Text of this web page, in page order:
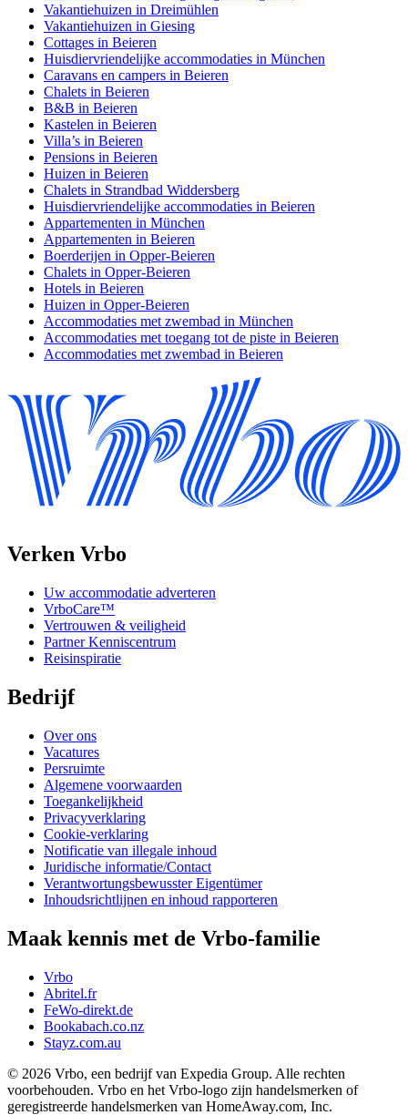
Vakantiehuizen in Dreimühlen
Vakantiehuizen in Giesing
Cottages in Beieren
Huisdiervriendelijke accommodaties in München
Caravans en campers in Beieren
Chalets in Beieren
B&B in Beieren
Kastelen in Beieren
Villa’s in Beieren
Pensions in Beieren
Huizen in Beieren
Chalets in Strandbad Widdersberg
Huisdiervriendelijke accommodaties in Beieren
Appartementen in München
Appartementen in Beieren
Boerderijen in Opper-Beieren
Chalets in Opper-Beieren
Hotels in Beieren
Huizen in Opper-Beieren
Accommodaties met zwembad in München
Accommodaties met toegang tot de piste in Beieren
Accommodaties met zwembad in Beieren
Verken Vrbo
Uw accommodatie adverteren
VrboCare™
Vertrouwen & veiligheid
Partner Kenniscentrum
Reisinspiratie
Bedrijf
Over ons
Vacatures
Persruimte
Algemene voorwaarden
Toegankelijkheid
Privacyverklaring
Cookie-verklaring
Notificatie van illegale inhoud
Juridische informatie/Contact
Verantwortungsbewusster Eigentümer
Inhoudsrichtlijnen en inhoud rapporteren
Maak kennis met de Vrbo-familie
Vrbo
Abritel.fr
FeWo-direkt.de
Bookabach.co.nz
Stayz.com.au
© 2026 Vrbo, een bedrijf van Expedia Group. Alle rechten
voorbehouden. Vrbo en het Vrbo-logo zijn handelsmerken of
geregistreerde handelsmerken van HomeAway.com, Inc.